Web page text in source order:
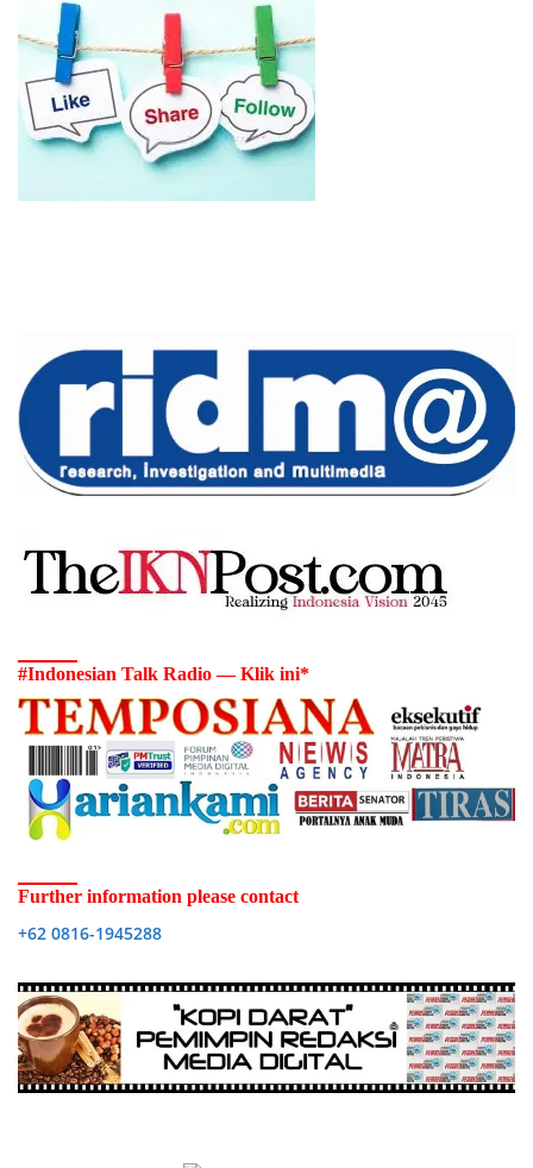
#Indonesian Talk Radio — Klik ini*
Further information please contact
+62 0816-1945288